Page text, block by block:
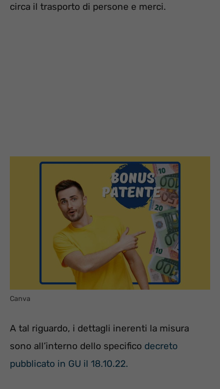
circa il trasporto di persone e merci.
Canva
A tal riguardo, i dettagli inerenti la misura
sono all’interno dello specifico decreto
pubblicato in GU il 18.10.22.